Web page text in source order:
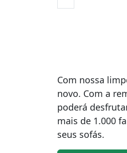
Com nossa
novo. Com a
poderá
mais de 1.000
seus sofás.